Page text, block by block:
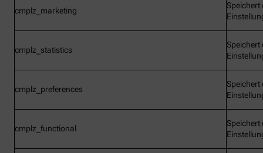
cmplz_marketing
Speichert
cmplz_statistics
Speichert
cmplz_preferences
Speichert
cmplz_functional
Speichert